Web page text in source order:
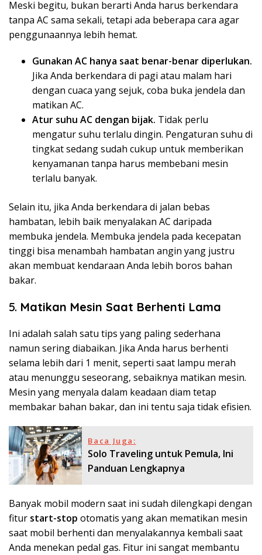
Meski begitu, bukan berarti Anda harus berkendara
tanpa AC sama sekali, tetapi ada beberapa cara agar
penggunaannya lebih hemat.
Gunakan AC hanya saat benar-benar diperlukan.
Jika Anda berkendara di pagi atau malam hari
dengan cuaca yang sejuk, coba buka jendela dan
matikan AC.
Atur suhu AC dengan bijak. Tidak perlu
mengatur suhu terlalu dingin. Pengaturan suhu di
tingkat sedang sudah cukup untuk memberikan
kenyamanan tanpa harus membebani mesin
terlalu banyak.
Selain itu, jika Anda berkendara di jalan bebas
hambatan, lebih baik menyalakan AC daripada
membuka jendela. Membuka jendela pada kecepatan
tinggi bisa menambah hambatan angin yang justru
akan membuat kendaraan Anda lebih boros bahan
bakar.
5. Matikan Mesin Saat Berhenti Lama
Ini adalah salah satu tips yang paling sederhana
namun sering diabaikan. Jika Anda harus berhenti
selama lebih dari 1 menit, seperti saat lampu merah
atau menunggu seseorang, sebaiknya matikan mesin.
Mesin yang menyala dalam keadaan diam tetap
membakar bahan bakar, dan ini tentu saja tidak efisien.
Baca Juga:
Solo Traveling untuk Pemula, Ini
Panduan Lengkapnya
Banyak mobil modern saat ini sudah dilengkapi dengan
fitur start-stop otomatis yang akan mematikan mesin
saat mobil berhenti dan menyalakannya kembali saat
Anda menekan pedal gas. Fitur ini sangat membantu